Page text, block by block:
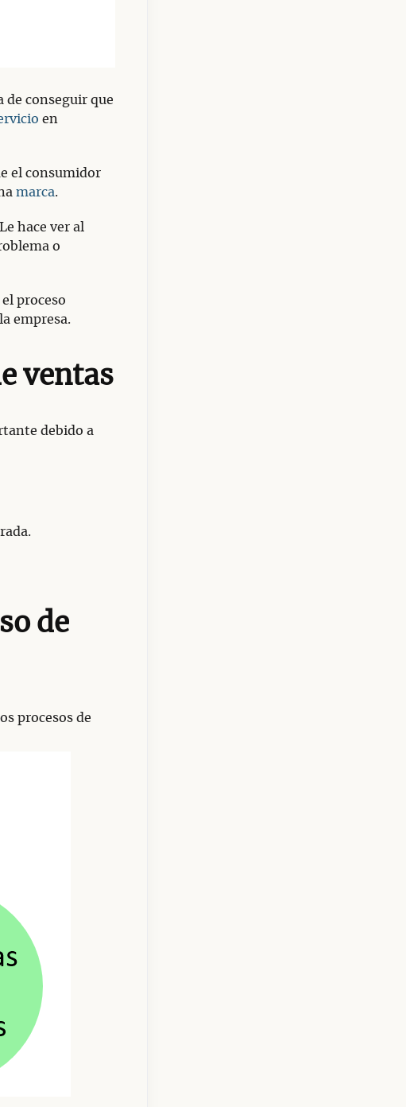
de conseguir que
en
el consumidor
marca.
hace ver al
o
proceso
empresa.
ventas
debido a
de
procesos de